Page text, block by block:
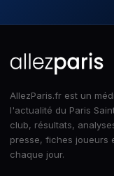
AllezParis.fr est un
l'actualité du Paris
club, résultats,
presse, fiches joueurs
chaque jour.